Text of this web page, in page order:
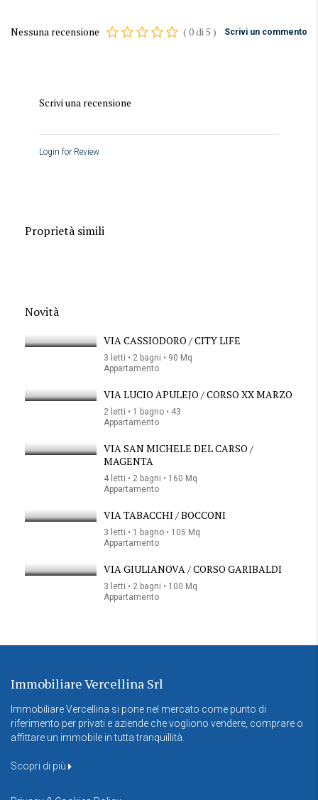
Nessuna recensione (0di5 ) Scrivi un commento
Scrivi una recensione
Login for Review
Proprietà simili
Novità
VIA CASSIODORO / CITY LIFE
3 letti • 2 bagni • 90 Mq
Appartamento
VIA LUCIO APULEJO / CORSO XX MARZO
2 letti • 1 bagno • 43
Appartamento
VIA SAN MICHELE DEL CARSO /
MAGENTA
4 letti • 2 bagni • 160 Mq
Appartamento
VIA TABACCHI / BOCCONI
3 letti • 1 bagno • 105 Mq
Appartamento
VIA GIULIANOVA / CORSO GARIBALDI
3 letti • 2 bagni • 100 Mq
Appartamento
Immobiliare Vercellina Srl
Immobiliare Vercellina si pone nel mercato come punto di
riferimento per privati e aziende che vogliono vendere, comprare o
affittare un immobile in tutta tranquillità.
Scopri di più